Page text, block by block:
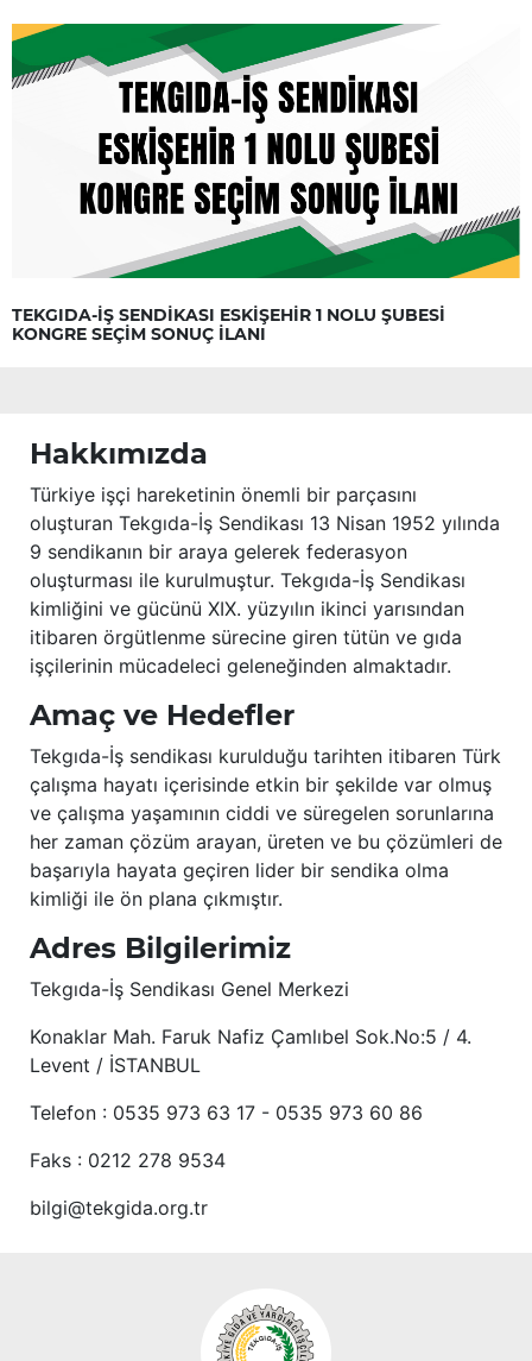
TEKGIDA-İŞ SENDİKASI ESKİŞEHİR 1 NOLU ŞUBESİ
KONGRE SEÇİM SONUÇ İLANI
Hakkımızda
Türkiye işçi hareketinin önemli bir parçasını
oluşturan Tekgıda-İş Sendikası 13 Nisan 1952 yılında
9 sendikanın bir araya gelerek federasyon
oluşturması ile kurulmuştur. Tekgıda-İş Sendikası
kimliğini ve gücünü XIX. yüzyılın ikinci yarısından
itibaren örgütlenme sürecine giren tütün ve gıda
işçilerinin mücadeleci geleneğinden almaktadır.
Amaç ve Hedefler
Tekgıda-İş sendikası kurulduğu tarihten itibaren Türk
çalışma hayatı içerisinde etkin bir şekilde var olmuş
ve çalışma yaşamının ciddi ve süregelen sorunlarına
her zaman çözüm arayan, üreten ve bu çözümleri de
başarıyla hayata geçiren lider bir sendika olma
kimliği ile ön plana çıkmıştır.
Adres Bilgilerimiz
Tekgıda-İş Sendikası Genel Merkezi
Konaklar Mah. Faruk Nafiz Çamlıbel Sok.No:5 / 4.
Levent / İSTANBUL
Telefon : 0535 973 63 17 - 0535 973 60 86
Faks : 0212 278 9534
bilgi@tekgida.org.tr